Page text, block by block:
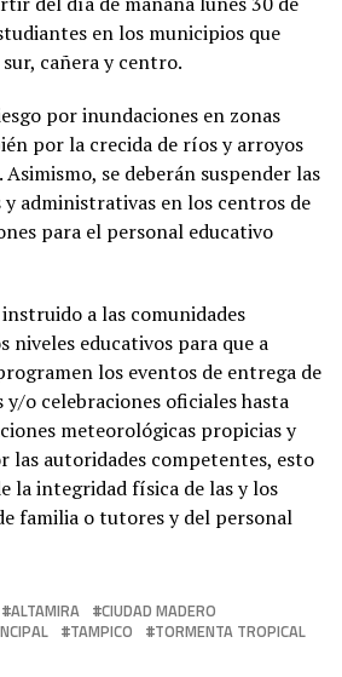
en los municipios que
cañera y centro.
por inundaciones en zonas
por la crecida de ríos y arroyos
se deberán suspender las
y administrativas en los centros de
para el personal educativo
a las comunidades
niveles educativos para que a
los eventos de entrega de
o celebraciones oficiales hasta
meteorológicas propicias y
las autoridades competentes, esto
la integridad física de las y los
familia o tutores y del personal
ALTAMIRA
CIUDAD MADERO
TAMPICO TORMENTA TROPICAL